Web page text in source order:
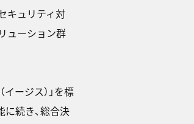
キュリティ対
ューション群
ージス）」を標
続き、総合決